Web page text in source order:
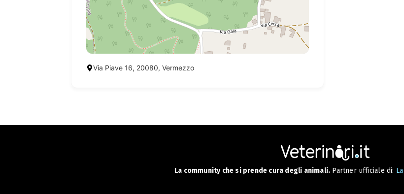
Via Piave 16, 20080, Vermezzo
La community che si prende cura degli animali. Partner ufficiale di: